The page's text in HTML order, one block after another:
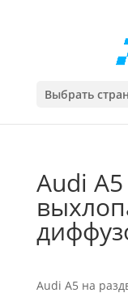
Выбрать
Audi
Audi A5 на